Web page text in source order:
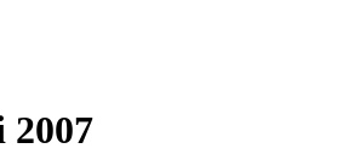
2007